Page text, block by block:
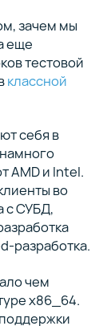
зачем мы
еще
тестовой
классной
себя в
AMD и Intel.
во
с СУБД,
разработка.
чем
x86_64.